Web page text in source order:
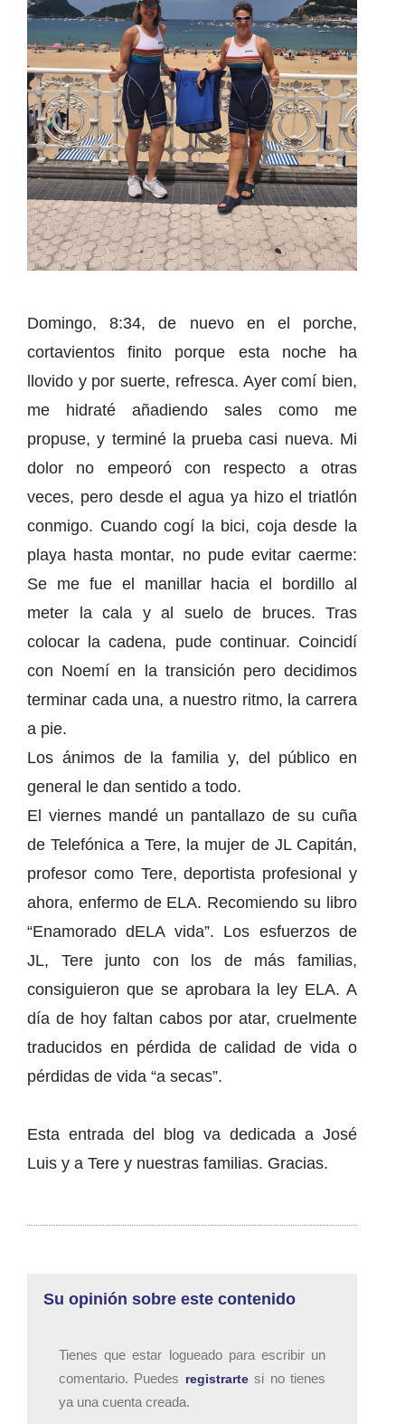
Domingo, 8:34, de nuevo en el porche,
cortavientos finito porque esta noche ha
llovido y por suerte, refresca. Ayer comí bien,
me hidraté añadiendo sales como me
propuse, y terminé la prueba casi nueva. Mi
dolor no empeoró con respecto a otras
veces, pero desde el agua ya hizo el triatlón
conmigo. Cuando cogí la bici, coja desde la
playa hasta montar, no pude evitar caerme:
Se me fue el manillar hacia el bordillo al
meter la cala y al suelo de bruces. Tras
colocar la cadena, pude continuar. Coincidí
con Noemí en la transición pero decidimos
terminar cada una, a nuestro ritmo, la carrera
a pie.
Los ánimos de la familia y, del público en
general le dan sentido a todo.
El viernes mandé un pantallazo de su cuña
de Telefónica a Tere, la mujer de JL Capitán,
profesor como Tere, deportista profesional y
ahora, enfermo de ELA. Recomiendo su libro
“Enamorado dELA vida”. Los esfuerzos de
JL, Tere junto con los de más familias,
consiguieron que se aprobara la ley ELA. A
día de hoy faltan cabos por atar, cruelmente
traducidos en pérdida de calidad de vida o
pérdidas de vida “a secas”.
Esta entrada del blog va dedicada a José
Luis y a Tere y nuestras familias. Gracias.
Su opinión sobre este contenido
Tienes que estar logueado para escribir un
comentario. Puedes registrartesi no tienes
ya una cuenta creada.